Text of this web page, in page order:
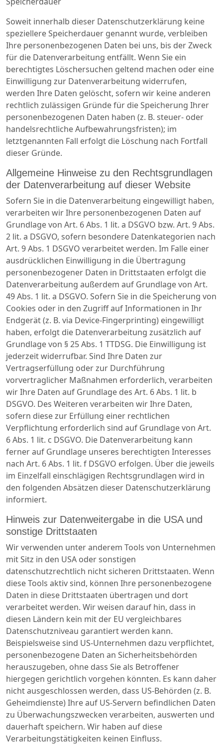
Soweit innerhalb dieser Datenschutzerklärung keine
speziellere Speicherdauer genannt wurde, verbleiben
Ihre personenbezogenen Daten bei uns, bis der Zweck
für die Datenverarbeitung entfällt. Wenn Sie ein
berechtigtes Löschersuchen geltend machen oder eine
Einwilligung zur Datenverarbeitung widerrufen,
werden Ihre Daten gelöscht, sofern wir keine anderen
rechtlich zulässigen Gründe für die Speicherung Ihrer
personenbezogenen Daten haben (z. B. steuer- oder
handelsrechtliche Aufbewahrungsfristen); im
letztgenannten Fall erfolgt die Löschung nach Fortfall
dieser Gründe.
Allgemeine Hinweise zu den Rechtsgrundlagen
der Datenverarbeitung auf dieser Website
Sofern Sie in die Datenverarbeitung eingewilligt haben,
verarbeiten wir Ihre personenbezogenen Daten auf
Grundlage von Art. 6 Abs. 1 lit. a DSGVO bzw. Art. 9 Abs.
2 lit. a DSGVO, sofern besondere Datenkategorien nach
Art. 9 Abs. 1 DSGVO verarbeitet werden. Im Falle einer
ausdrücklichen Einwilligung in die Übertragung
personenbezogener Daten in Drittstaaten erfolgt die
Datenverarbeitung außerdem auf Grundlage von Art.
49 Abs. 1 lit. a DSGVO. Sofern Sie in die Speicherung von
Cookies oder in den Zugriff auf Informationen in Ihr
Endgerät (z. B. via Device-Fingerprinting) eingewilligt
haben, erfolgt die Datenverarbeitung zusätzlich auf
Grundlage von § 25 Abs. 1 TTDSG. Die Einwilligung ist
jederzeit widerrufbar. Sind Ihre Daten zur
Vertragserfüllung oder zur Durchführung
vorvertraglicher Maßnahmen erforderlich, verarbeiten
wir Ihre Daten auf Grundlage des Art. 6 Abs. 1 lit. b
DSGVO. Des Weiteren verarbeiten wir Ihre Daten,
sofern diese zur Erfüllung einer rechtlichen
Verpflichtung erforderlich sind auf Grundlage von Art.
6 Abs. 1 lit. c DSGVO. Die Datenverarbeitung kann
ferner auf Grundlage unseres berechtigten Interesses
nach Art. 6 Abs. 1 lit. f DSGVO erfolgen. Über die jeweils
im Einzelfall einschlägigen Rechtsgrundlagen wird in
den folgenden Absätzen dieser Datenschutzerklärung
informiert.
Hinweis zur Datenweitergabe in die USA und
sonstige Drittstaaten
Wir verwenden unter anderem Tools von Unternehmen
mit Sitz in den USA oder sonstigen
datenschutzrechtlich nicht sicheren Drittstaaten. Wenn
diese Tools aktiv sind, können Ihre personenbezogene
Daten in diese Drittstaaten übertragen und dort
verarbeitet werden. Wir weisen darauf hin, dass in
diesen Ländern kein mit der EU vergleichbares
Datenschutzniveau garantiert werden kann.
Beispielsweise sind US-Unternehmen dazu verpflichtet,
personenbezogene Daten an Sicherheitsbehörden
herauszugeben, ohne dass Sie als Betroffener
hiergegen gerichtlich vorgehen könnten. Es kann daher
nicht ausgeschlossen werden, dass US-Behörden (z. B.
Geheimdienste) Ihre auf US-Servern befindlichen Daten
zu Überwachungszwecken verarbeiten, auswerten und
dauerhaft speichern. Wir haben auf diese
Verarbeitungstätigkeiten keinen Einfluss.